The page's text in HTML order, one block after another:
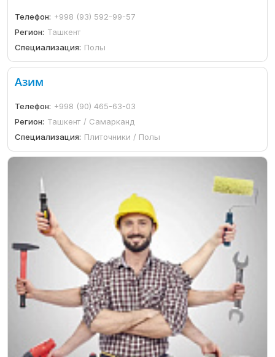
Телефон: +998 (93) 592-99-57
Регион: Ташкент
Специализация: Полы
Азим
Телефон: +998 (90) 465-63-03
Регион: Ташкент / Самарканд
Специализация: Плиточники / Полы